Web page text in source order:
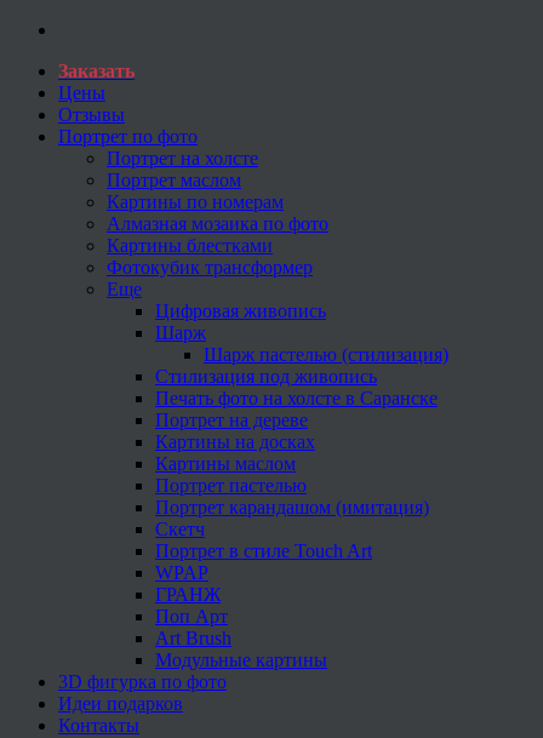
Заказать
Цены
Отзывы
Портрет по фото
Портрет на холсте
Портрет маслом
Картины по номерам
Алмазная мозаика по фото
Картины блестками
Фотокубик трансформер
Еще
Цифровая живопись
Шарж
Шарж пастелью (стилизация)
Стилизация под живопись
Печать фото на холсте в Саранске
Портрет на дереве
Картины на досках
Картины маслом
Портрет пастелью
Портрет карандашом (имитация)
Скетч
Портрет в стиле Touch Art
WPAP
ГРАНЖ
Поп Арт
Art Brush
Модульные картины
3D фигурка по фото
Идеи подарков
Контакты